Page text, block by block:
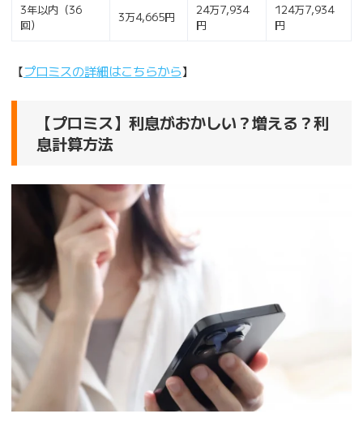
3年以内（36
回）
3万4,665円
24万7,934
円
124万7,934
円
【プロミスの詳細はこちらから】
【プロミス】利息がおかしい？増える？利
息計算方法